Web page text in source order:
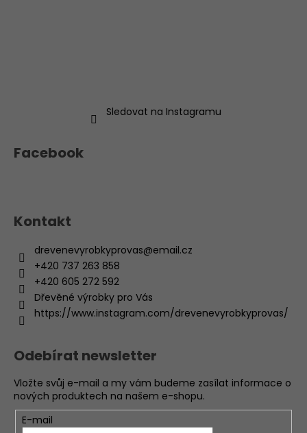
Sledovat na Instagramu
Facebook
Kontakt
drevenevyrobkyprovas@email.cz
+420 737 263 858
+420 605 272 592
Dřevěné výrobky pro Vás
https://www.instagram.com/drevenevyrobkyprovas/
Odebírat newsletter
Vložte svůj e-mail a my vám budeme zasílat informace o
nových produktech na našem e-shopu.
E-mail